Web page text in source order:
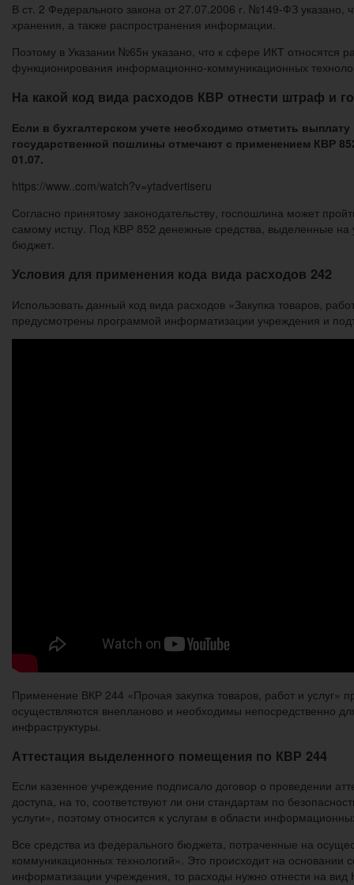
В ст. 2 Федерального закона от 27.07.2006 г. №149-ФЗ
хранения, а также распространения информации.
Поэтому в Указании №65н указано, что к сфере ИКТ относятся
функционирования информационно-коммуникационных
На какой код вида расходов КВР отнести штраф и
Если в бухгалтерском учете необходимо отметить
государственной пошлины отмечают с применением КВР
01.07.
https://www..com/watch?v=ytadvertiseru
Согласно принятому законодательству, госпошлина может
самому истцу. Под КВР 852 денежные средства, выделенные
бюджет.
Условия для применения кода вида расходов 242
Использовать данный код вида расходов «Закупка товаров,
предусмотрены программой информатизации учреждения и
Применение ВКР 244 «Прочая закупка товаров, работ и услуг»
осуществляются внепланово и необходимы непосредственно
инфраструктуры.
Аттестация выделенного помещения по КВР 244
Если казенное учреждение подписало договор о проведении
доступа, на то, соответствуют ли они стандартам по
услуги», поэтому относится к услугам в области
Все средства из федерального бюджета, потраченные на
коммуникационных технологий». Это происходит на
информатизации учреждения, то расходы нужно отнести на вид